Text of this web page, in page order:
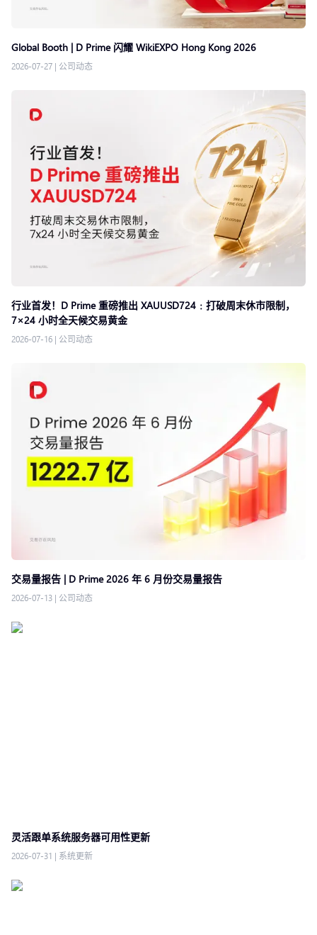
Global Booth | D Prime 闪耀 WikiEXPO Hong Kong 2026
2026-07-27 | 公司动态
行业首发！D Prime 重磅推出 XAUUSD724﹕打破周末休市限制，
7×24 小时全天候交易黄金
2026-07-16 | 公司动态
交易量报告 | D Prime 2026 年 6 月份交易量报告
2026-07-13 | 公司动态
灵活跟单系统服务器可用性更新
2026-07-31 | 系统更新